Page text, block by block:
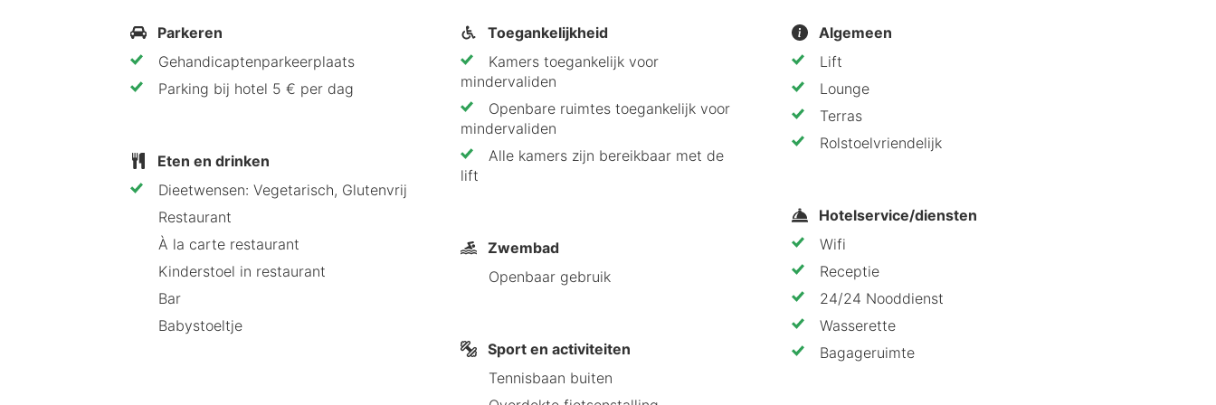
Onze HotelSpecialist raadt Hotel Acropolis aan vanwege de perfecte combinatie van ontspanning, sport en kustbeleving. Je
bent zo bij het strand, maar kunt ook genieten van de vele sportieve activiteiten in de omgeving. Dankzij comfortabele kamers,
ruime appartementen en een ligging nabij alle hotspots aan de kust, is dit hotel ideaal voor een veelzijdige en ontspannen
Parkeren
Gehandicaptenparkeerplaats
Parking bij hotel 5 € per dag
Eten en drinken
Dieetwensen: Vegetarisch, Glutenvrij
Restaurant
À la carte restaurant
Kinderstoel in restaurant
Bar
Babystoeltje
Toegankelijkheid
mindervaliden
mindervaliden
Alle kamers zijn bereikbaar met de
lift
Zwembad
Openbaar gebruik
Sport en activiteiten
Tennisbaan buiten
Algemeen
Lift
Lounge
Terras
Rolstoelvriendelijk
Hotelservice/diensten
Wifi
Receptie
24/24 Nooddienst
Wasserette
Bagageruimte